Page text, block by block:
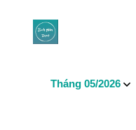
Tháng 05/2026